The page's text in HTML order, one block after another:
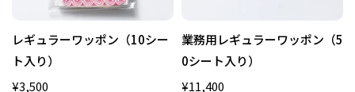
レギュラーワッポン（10シー
ト入り）
¥3,500
業務用レギュラーワッポン（5
0シート入り）
¥11,400